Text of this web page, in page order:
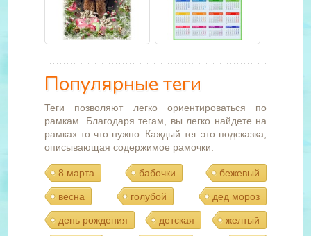
Популярные теги
Теги позволяют легко ориентироваться по
рамкам. Благодаря тегам, вы легко найдете на
рамках то что нужно. Каждый тег это подсказка,
описывающая содержимое рамочки.
8 марта бабочки бежевый
весна голубой дед мороз
день рождения детская желтый